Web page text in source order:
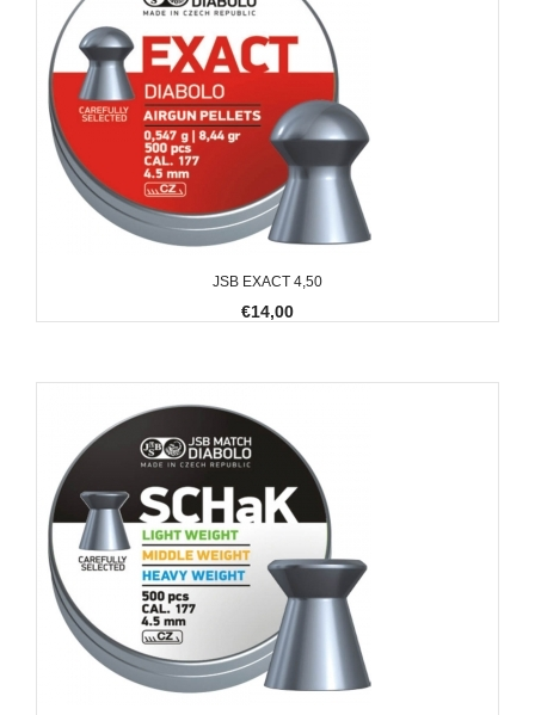
JSB EXACT 4,50
€14,00